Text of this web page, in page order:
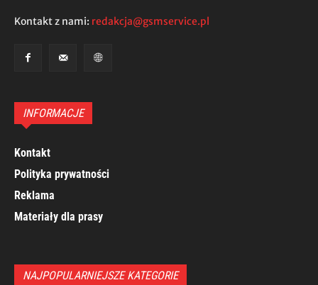
Kontakt z nami: redakcja@gsmservice.pl
INFORMACJE
Kontakt
Polityka prywatności
Reklama
Materiały dla prasy
NAJPOPULARNIEJSZE KATEGORIE